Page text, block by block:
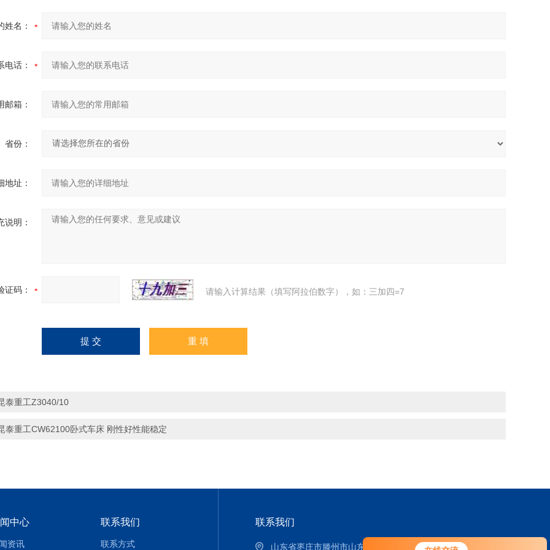
姓名：
电话：
邮箱：
省份：
地址：
说明：
证码： 请输入计算结果（填写阿拉伯数字），如：三加四=7
泰重工Z3040/10
泰重工CW62100卧式车床 刚性好性能稳定
中心
资讯
联系我们
联系方式
联系我们
山东省枣庄市滕州市山东威达重工股份公司-东2门